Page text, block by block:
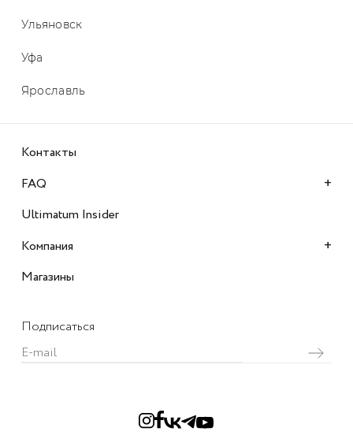
Ульяновск
Уфа
Ярославль
Контакты
FAQ
+
Ultimatum Insider
Компания
+
Магазины
Подписаться